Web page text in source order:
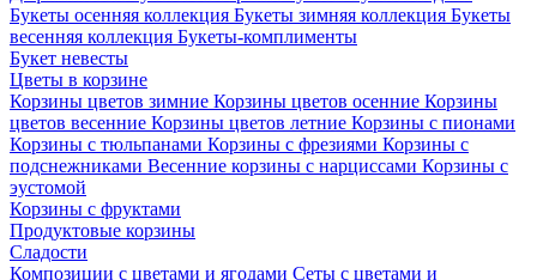
Букеты осенняя коллекция Букеты зимняя коллекция Букеты
весенняя коллекция Букеты-комплименты
Букет невесты
Цветы в корзине
Корзины цветов зимние Корзины цветов осенние Корзины
цветов весенние Корзины цветов летние Корзины с пионами
Корзины с тюльпанами Корзины с фрезиями Корзины с
подснежниками Весенние корзины с нарциссами Корзины с
эустомой
Корзины с фруктами
Продуктовые корзины
Сладости
Композиции с цветами и ягодами Сеты с цветами и